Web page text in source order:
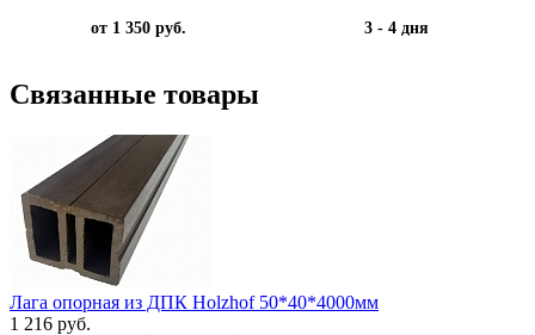
от 1 350 руб. 3 - 4 дня
Связанные товары
Лага опорная из ДПК Holzhof 50*40*4000мм
1 216 руб.